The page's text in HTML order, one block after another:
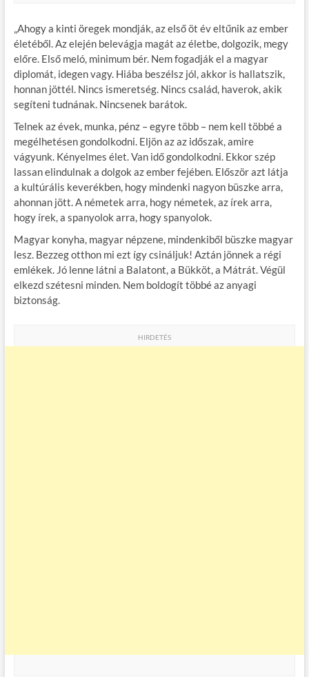
„Ahogy a kinti öregek mondják, az első öt év eltűnik az ember
életéből. Az elején belevágja magát az életbe, dolgozik, megy
előre. Első meló, minimum bér. Nem fogadják el a magyar
diplomát, idegen vagy. Hiába beszélsz jól, akkor is hallatszik,
honnan jöttél. Nincs ismeretség. Nincs család, haverok, akik
segíteni tudnának. Nincsenek barátok.
Telnek az évek, munka, pénz – egyre több – nem kell többé a
megélhetésen gondolkodni. Eljön az az időszak, amire
vágyunk. Kényelmes élet. Van idő gondolkodni. Ekkor szép
lassan elindulnak a dolgok az ember fejében. Először azt látja
a kultúrális keverékben, hogy mindenki nagyon büszke arra,
ahonnan jött. A németek arra, hogy németek, az írek arra,
hogy írek, a spanyolok arra, hogy spanyolok.
Magyar konyha, magyar népzene, mindenkiből büszke magyar
lesz. Bezzeg otthon mi ezt így csináljuk! Aztán jönnek a régi
emlékek. Jó lenne látni a Balatont, a Bükköt, a Mátrát. Végül
elkezd szétesni minden. Nem boldogít többé az anyagi
biztonság.
HIRDETÉS